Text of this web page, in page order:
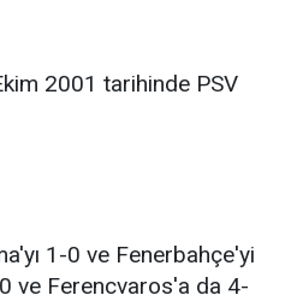
2001 tarihinde PSV
1-0 ve Fenerbahçe'yi
ve Ferencvaros'a da 4-